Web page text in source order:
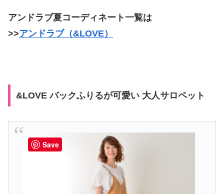
アンドラブ夏コーディネート一覧は
>>アンドラブ（&LOVE）
&LOVE バックふりるが可愛い 大人サロペット
Save